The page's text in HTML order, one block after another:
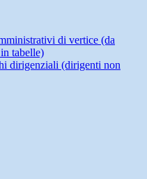
di vertice (da
tabelle)
dirigenziali (dirigenti non